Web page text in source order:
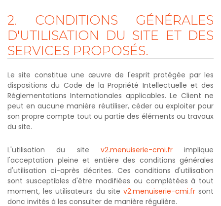
2. CONDITIONS
GÉNÉRALES
D'UTILISATION DU SITE ET DES
SERVICES PROPOSÉS.
Le site constitue une œuvre de l'esprit protégée par les
dispositions du Code de la Propriété Intellectuelle et des
Réglementations Internationales applicables. Le Client ne
peut en aucune manière réutiliser, céder ou exploiter pour
son propre compte tout ou partie des éléments ou travaux
du site.
L'utilisation du site v2.menuiserie-cmi.frimplique
l'acceptation pleine et entière des conditions générales
d'utilisation ci-après décrites. Ces conditions d'utilisation
sont susceptibles d'être modifiées ou complétées à tout
moment, les utilisateurs du site v2.menuiserie-cmi.frsont
donc invités à les consulter de manière régulière.